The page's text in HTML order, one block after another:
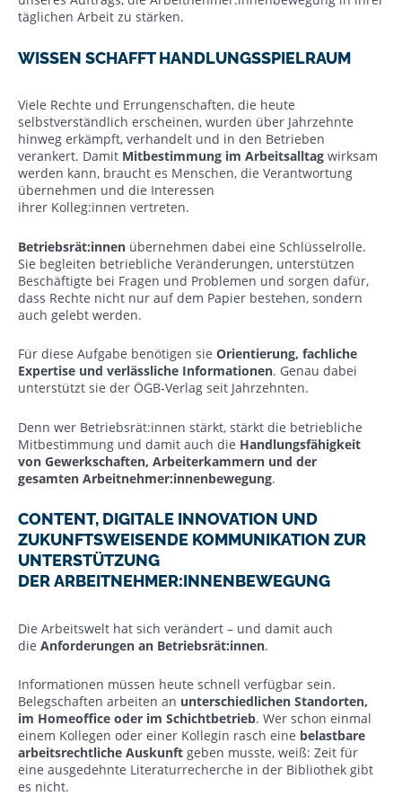
täglichen Arbeit zu stärken.
WISSEN SCHAFFT HANDLUNGSSPIELRAUM
Viele Rechte und Errungenschaften, die heute
selbstverständlich erscheinen, wurden über Jahrzehnte
hinweg erkämpft, verhandelt und in den Betrieben
verankert. Damit Mitbestimmung im Arbeitsalltag wirksam
werden kann, braucht es Menschen, die Verantwortung
übernehmen und die Interessen
ihrer Kolleg:innen vertreten.
Betriebsrät:innen übernehmen dabei eine Schlüsselrolle.
Sie begleiten betriebliche Veränderungen, unterstützen
Beschäftigte bei Fragen und Problemen und sorgen dafür,
dass Rechte nicht nur auf dem Papier bestehen, sondern
auch gelebt werden.
Für diese Aufgabe benötigen sie Orientierung, fachliche
Expertise und verlässliche Informationen. Genau dabei
unterstützt sie der ÖGB-Verlag seit Jahrzehnten.
Denn wer Betriebsrät:innen stärkt, stärkt die betriebliche
Mitbestimmung und damit auch die Handlungsfähigkeit
von Gewerkschaften, Arbeiterkammern und der
gesamten Arbeitnehmer:innenbewegung.
CONTENT, DIGITALE INNOVATION UND
ZUKUNFTSWEISENDE KOMMUNIKATION ZUR
UNTERSTÜTZUNG
DER ARBEITNEHMER:INNENBEWEGUNG
Die Arbeitswelt hat sich verändert – und damit auch
die Anforderungen an Betriebsrät:innen.
Informationen müssen heute schnell verfügbar sein.
Belegschaften arbeiten an unterschiedlichen Standorten,
im Homeoffice oder im Schichtbetrieb. Wer schon einmal
einem Kollegen oder einer Kollegin rasch eine belastbare
arbeitsrechtliche Auskunft geben musste, weiß: Zeit für
eine ausgedehnte Literaturrecherche in der Bibliothek gibt
es nicht.